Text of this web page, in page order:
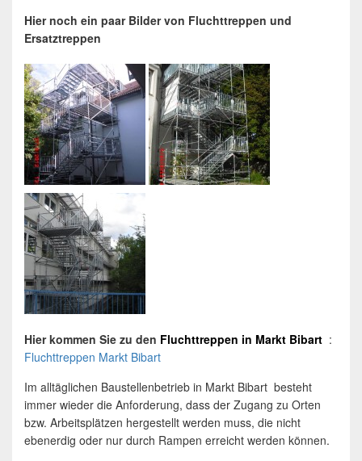
Hier noch ein paar Bilder von Fluchttreppen und
Ersatztreppen
Hier kommen Sie zu den Fluchttreppen in Markt Bibart :
Fluchttreppen Markt Bibart
Im alltäglichen Baustellenbetrieb in Markt Bibart besteht
immer wieder die Anforderung, dass der Zugang zu Orten
bzw. Arbeitsplätzen hergestellt werden muss, die nicht
ebenerdig oder nur durch Rampen erreicht werden können.